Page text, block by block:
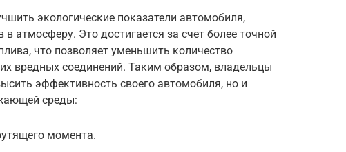
экологические показатели автомобиля,
атмосферу. Это достигается за счет более точной
что позволяет уменьшить количество
вредных соединений. Таким образом, владельцы
эффективность своего автомобиля, но и
среды:
момента.